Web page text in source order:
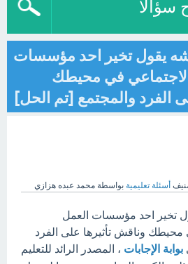
سؤالاً
يقول تخير احد مؤسسات
في محيطك
الفرد والمجتمع [تم الحل]
أسئلة تعليمية بواسطة محمد عبده هزازي
تخير احد مؤسسات العمل
وناقش تأثيرها على الفرد
بوابة الإجابات ، المصدر الرائد للتعليم